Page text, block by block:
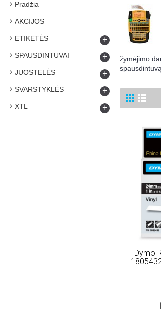
Pradžia
AKCIJOS
ETIKETĖS +
SPAUSDINTUVAI +
JUOSTELĖS +
SVARSTYKLĖS +
XTL +
žymėjimo
Dymo